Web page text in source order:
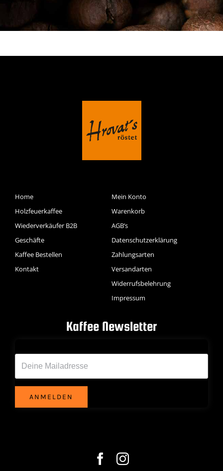
Home
Holzfeuerkaffee
Wiederverkäufer B2B
Geschäfte
Kaffee Bestellen
Kontakt
Mein Konto
Warenkorb
AGB’s
Datenschutzerklärung
Zahlungsarten
Versandarten
Widerrufsbelehrung
Impressum
Kaffee Newsletter
ANMELDEN